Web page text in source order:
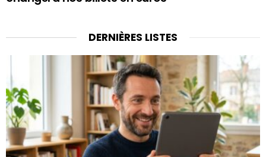
DERNIÈRES LISTES